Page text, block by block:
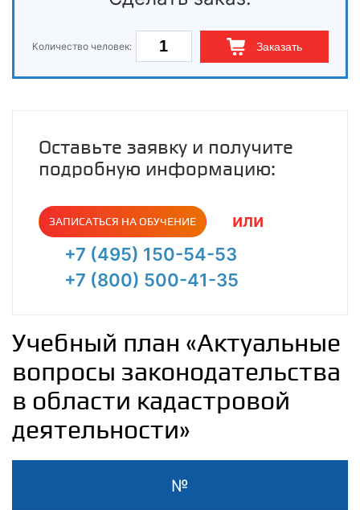
Количество человек: Заказать
Оставьте заявку и получите
подробную информацию:
ЗАПИСАТЬСЯ НА ОБУЧЕНИЕ
или
+7 (495) 150-54-53
+7 (800) 500-41-35
Учебный план «Актуальные
вопросы законодательства
в области кадастровой
деятельности»
№